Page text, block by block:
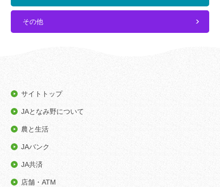
その他
サイトトップ
JAとなみ野について
農と生活
JAバンク
JA共済
店舗・ATM